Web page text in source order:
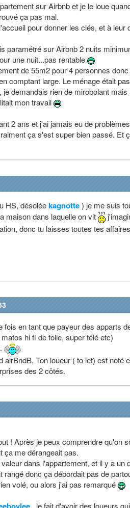
sur Airbnb et je le loue
ça pas mal.
pour donner les clés, et à
paramétré sur Airbnb 2 nuits
une nuit...pas rentable
de 55m2 pour 4 personnes
comptant large. Le ménage était
je demandais rien de mirobolant
mon travail
2 ans et j'ai jamais eu de
ça s'est super bien passé. Et
HS, désoléekagnotte) je me suis
maison dans laquelle on vit
donc tu laisses toutes tes
fois en tant que payeur des apparts
hi fi de folie, super télé etc)
airBndB. Ton loueur ( to let) est noté
des 2 côtés.
! Après je peux comprendre qu'on
ça me dérangeait pas.
dans l'appartement, et il y a
rangé donc ça débordait pas de
volé, ou alors j'ai pas remarqué
, le fait d'avoir des loueurs